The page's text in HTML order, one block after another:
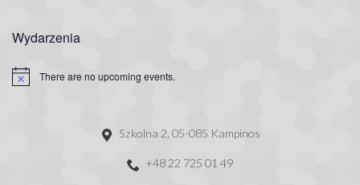
Wydarzenia
There are no upcoming events.
Szkolna 2, 05-085 Kampinos
+48 22 725 01 49